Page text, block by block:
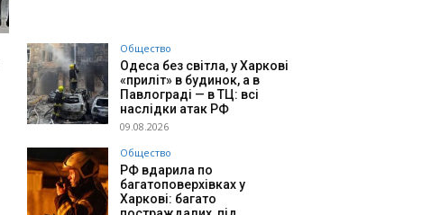
Общество
Одеса без світла, у Харкові
«приліт» в будинок, а в
Павлограді — в ТЦ: всі
наслідки атак РФ
09.08.2026
Общество
РФ вдарила по
багатоповерхівках у
Харкові: багато